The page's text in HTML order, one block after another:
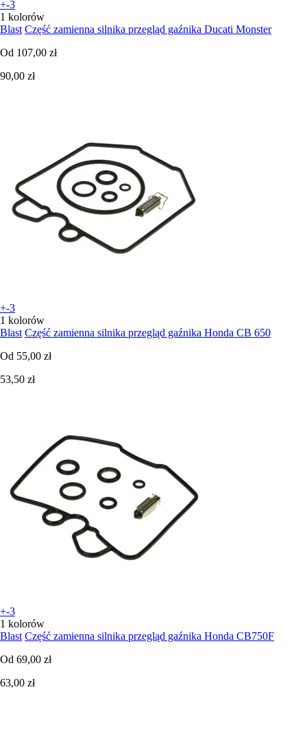
+-3
1 kolorów
Blast Część zamienna silnika przegląd gaźnika Ducati Monster
Od 107,00 zł
90,00 zł
+-3
1 kolorów
Blast Część zamienna silnika przegląd gaźnika Honda CB 650
Od 55,00 zł
53,50 zł
+-3
1 kolorów
Blast Część zamienna silnika przegląd gaźnika Honda CB750F
Od 69,00 zł
63,00 zł